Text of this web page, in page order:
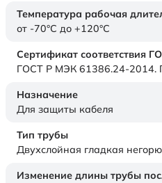
Температура рабочая
от -70°C до +120°C
Сертификат соответствия
ГОСТ Р МЭК 61386.24-2014.
Назначение
Для защиты кабеля
Тип трубы
Двухслойная гладкая
Изменение длины трубы